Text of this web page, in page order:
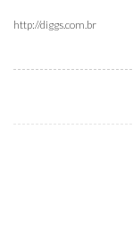
http://diggs.com.br